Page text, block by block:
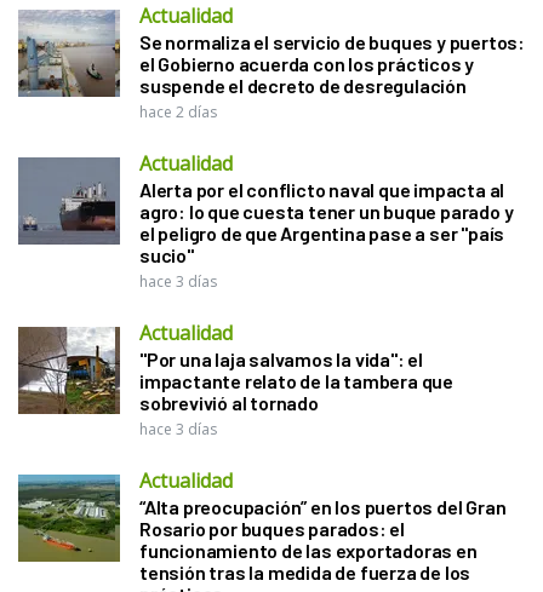
Actualidad
Se normaliza el servicio de buques y puertos:
el Gobierno acuerda con los prácticos y
suspende el decreto de desregulación
hace 2 días
Actualidad
Alerta por el conflicto naval que impacta al
agro: lo que cuesta tener un buque parado y
el peligro de que Argentina pase a ser "país
sucio"
hace 3 días
Actualidad
"Por una laja salvamos la vida": el
impactante relato de la tambera que
sobrevivió al tornado
hace 3 días
Actualidad
“Alta preocupación” en los puertos del Gran
Rosario por buques parados: el
funcionamiento de las exportadoras en
tensión tras la medida de fuerza de los